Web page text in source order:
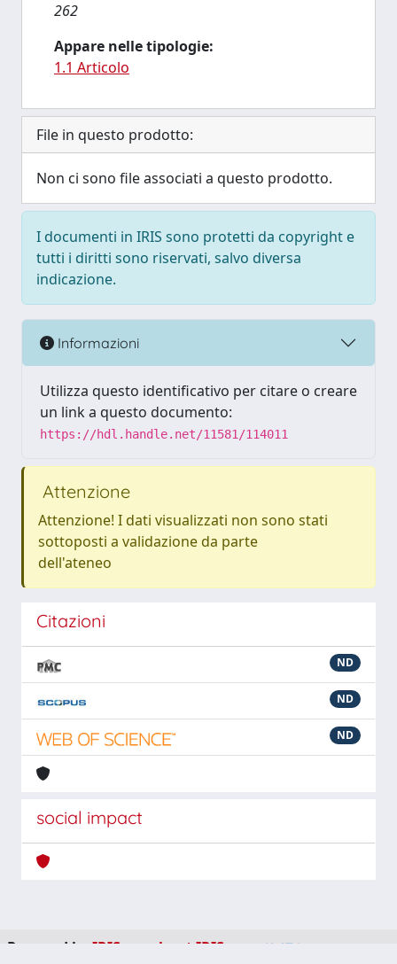
262
Appare nelle tipologie:
1.1 Articolo
File in questo prodotto:
Non ci sono file associati a questo prodotto.
I documenti in IRIS sono protetti da copyright e
tutti i diritti sono riservati, salvo diversa
indicazione.
Informazioni
Utilizza questo identificativo per citare o creare
un link a questo documento:
https://hdl.handle.net/11581/114011
Attenzione
Attenzione! I dati visualizzati non sono stati
sottoposti a validazione da parte
dell'ateneo
Citazioni
ND
ND
ND
social impact
Powered by IRIS about IRIS